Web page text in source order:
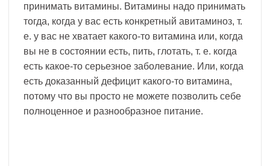
принимать витамины. Витамины надо принимать
тогда, когда у вас есть конкретный авитаминоз, т.
е. у вас не хватает какого-то витамина или, когда
вы не в состоянии есть, пить, глотать, т. е. когда
есть какое-то серьезное заболевание. Или, когда
есть доказанный дефицит какого-то витамина,
потому что вы просто не можете позволить себе
полноценное и разнообразное питание.